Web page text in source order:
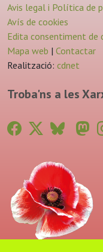
Avis legal i Política de
Avís de cookies
Edita consentiment de
Mapa web | Contactar
Realització: cdnet
Troba'ns a les